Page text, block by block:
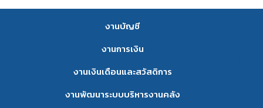
งานบัญชี
งานการเงิน
งานเงินเดือนและสวัสดิการ
งานพัฒนาระบบบริหารงานคลัง